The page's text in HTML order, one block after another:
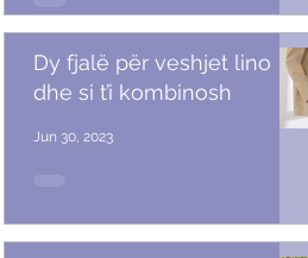
Dy fjalë për veshjet lino
dhe si t’i kombinosh
Jun 30, 2023